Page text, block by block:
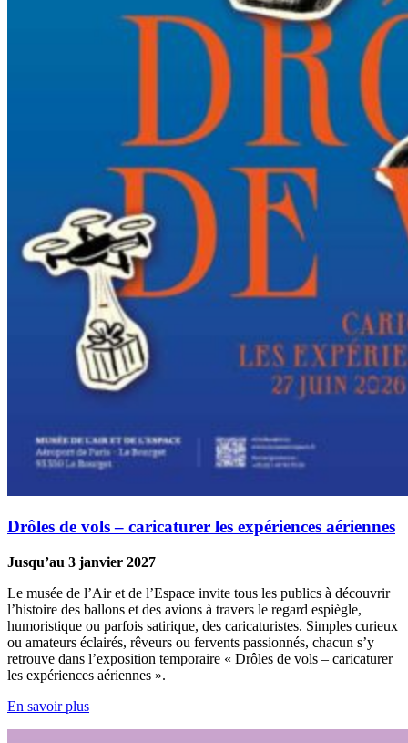
Drôles de vols – caricaturer les expériences aériennes
Jusqu’au 3 janvier 2027
Le musée de l’Air et de l’Espace invite tous les publics à découvrir
l’histoire des ballons et des avions à travers le regard espiègle,
humoristique ou parfois satirique, des caricaturistes. Simples curieux
ou amateurs éclairés, rêveurs ou fervents passionnés, chacun s’y
retrouve dans l’exposition temporaire « Drôles de vols – caricaturer
les expériences aériennes ».
En savoir plus